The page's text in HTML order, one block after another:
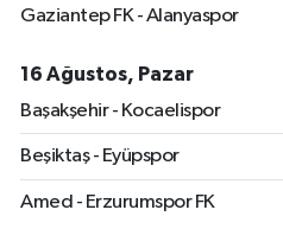
Gaziantep FK - Alanyaspor
16 Ağustos, Pazar
Başakşehir - Kocaelispor
Beşiktaş - Eyüpspor
Amed - Erzurumspor FK